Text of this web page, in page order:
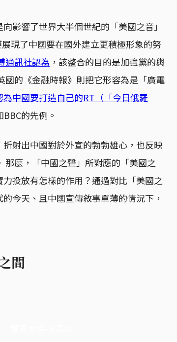
影響了世界大半個世紀的「美國之音」
展現了中國要在國外建立更積極形象的努
通訊社認為 ，該整合的目的是加強黨的輿
的《金融時報》則把它形容為是「廣電
為中國要打造自己的RT（「今日俄羅
的先例。
射出中國對於外宣的勃勃雄心，也反映
麼，「中國之聲」所對應的「美國之
投放有怎樣的作用？通過對比「美國之
今天、且中國宣傳敘事單薄的情況下，
間